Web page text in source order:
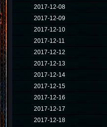
2017-12-08
2017-12-09
2017-12-10
2017-12-11
2017-12-12
2017-12-13
2017-12-14
2017-12-15
2017-12-16
2017-12-17
2017-12-18